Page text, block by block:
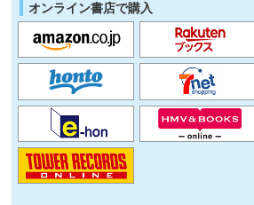
オンライン書店で購入